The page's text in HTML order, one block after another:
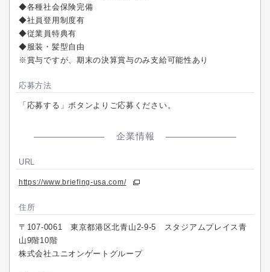
◆各種社会保険完備
◆社員登用制度有
◆従業員特典有
◆服装・髪型自由
※賞与ですが、期末の決算賞与のみ支給可能性あり
応募方法
「応募する」ボタンよりご応募ください。
企業情報
URL
https://www.briefing-usa.com/
住所
〒107-0061 東京都港区北青山2-9-5 スタジアムプレイス青
山9階10階
株式会社ユニオンゲートグループ